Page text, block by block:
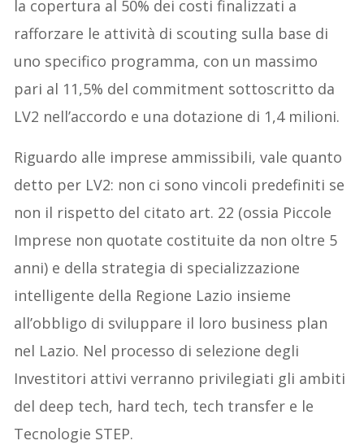
la copertura al 50% dei costi finalizzati a
rafforzare le attività di scouting sulla base di
uno specifico programma, con un massimo
pari al 11,5% del commitment sottoscritto da
LV2 nell’accordo e una dotazione di 1,4 milioni.
Riguardo alle imprese ammissibili, vale quanto
detto per LV2: non ci sono vincoli predefiniti se
non il rispetto del citato art. 22 (ossia Piccole
Imprese non quotate costituite da non oltre 5
anni) e della strategia di specializzazione
intelligente della Regione Lazio insieme
all’obbligo di sviluppare il loro business plan
nel Lazio. Nel processo di selezione degli
Investitori attivi verranno privilegiati gli ambiti
del deep tech, hard tech, tech transfer e le
Tecnologie STEP.